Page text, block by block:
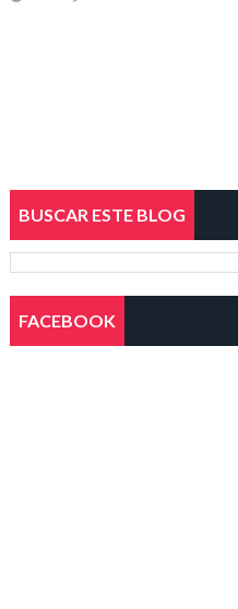
BUSCAR ESTE BLOG
FACEBOOK